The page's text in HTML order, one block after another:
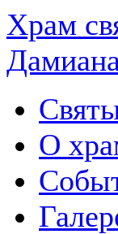
Храм
Дамиана
О